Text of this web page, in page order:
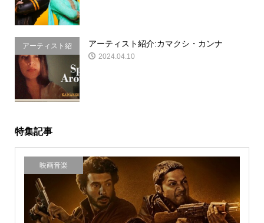
アーティスト紹
介
アーティスト紹介:カマクシ・カンナ
2024.04.10
特集記事
映画音楽